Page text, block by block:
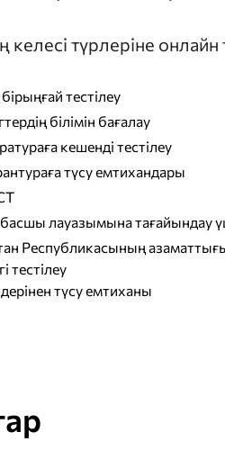
келесі түрлеріне
тестілеу
білімін бағалау
кешенді тестілеу
түсу емтихандары
басшы лауазымына тағайындау
Республикасының
тестілеу
түсу емтиханы